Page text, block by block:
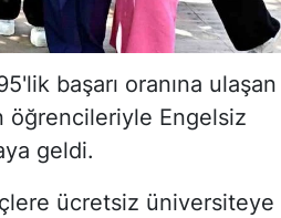
başarı oranına ulaşan
öğrencileriyle Engelsiz
geldi.
ücretsiz üniversiteye